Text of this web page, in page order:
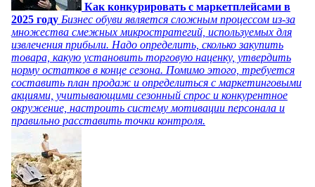
Как конкурировать с маркетплейсами в
2025 году Бизнес обуви является сложным процессом из-за
множества смежных микростратегий, используемых для
извлечения прибыли. Надо определить, сколько закупить
товара, какую установить торговую наценку, утвердить
норму остатков в конце сезона. Помимо этого, требуется
составить план продаж и определиться с маркетинговыми
акциями, учитывающими сезонный спрос и конкурентное
окружение, настроить систему мотивации персонала и
правильно расставить точки контроля.